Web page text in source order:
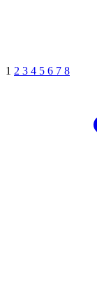
1 2 3 4 5 6 7 8